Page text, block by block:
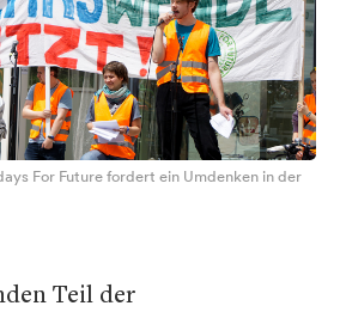
For Future fordert ein Umdenken in der
Teil der